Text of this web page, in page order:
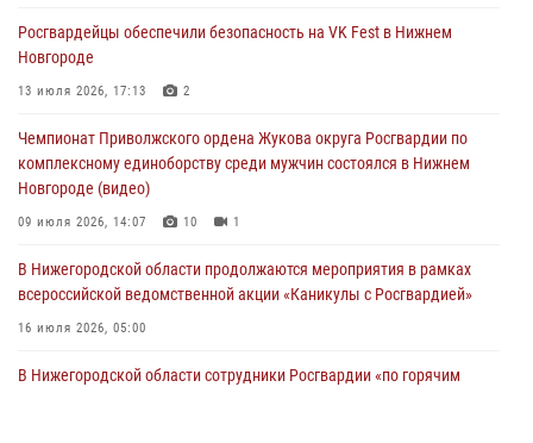
13 июля 2026, 06:45
Росгвардейцы предотвратили серию краж в Нижнем Новгороде
Росгвардейцы обеспечили безопасность на VK Fest в Нижнем
Новгороде
13 июля 2026, 17:13 2
Чемпионат Приволжского ордена Жукова округа Росгвардии по
комплексному единоборству среди мужчин состоялся в Нижнем
Новгороде (видео)
09 июля 2026, 14:07 10 1
В Нижегородской области продолжаются мероприятия в рамках
всероссийской ведомственной акции «Каникулы с Росгвардией»
16 июля 2026, 05:00
В Нижегородской области сотрудники Росгвардии «по горячим